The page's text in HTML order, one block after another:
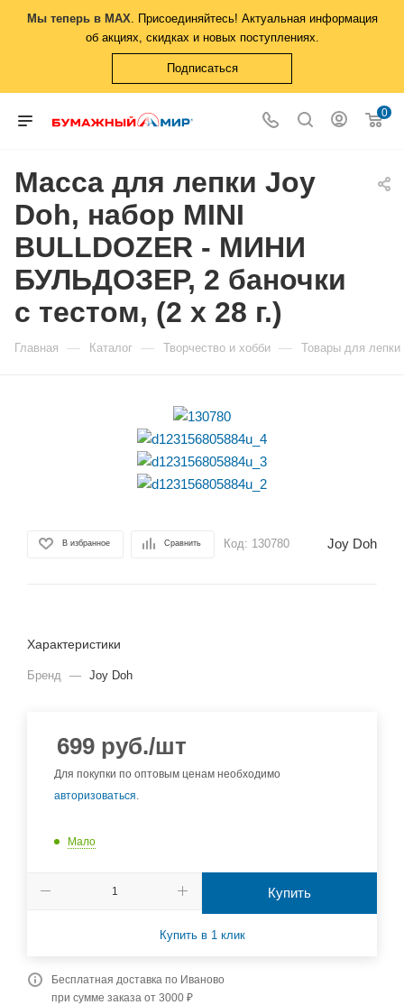
Мы теперь в MAX. Присоединяйтесь! Актуальная информация
об акциях, скидках и новых поступлениях.
Подписаться
0
Масса для лепки Joy
Doh, набор MINI
BULLDOZER - МИНИ
БУЛЬДОЗЕР, 2 баночки
с тестом, (2 x 28 г.)
Главная — Каталог — Творчество и хобби — Товары для лепки
В избранное Сравнить Код: 130780 Joy Doh
Характеристики
Бренд — Joy Doh
699 руб./шт
Для покупки по оптовым ценам необходимо
авторизоваться.
Мало
Купить
Купить в 1 клик
Бесплатная доставка по Иваново
при сумме заказа от 3000 ₽